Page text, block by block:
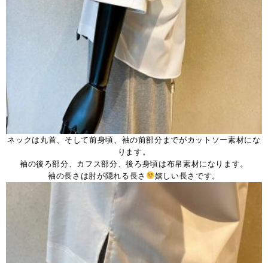
ネックは丸首、そして前身頃、袖の前部分までがカットソー素材にな
ります。
袖の後ろ部分、カフス部分、後ろ身頃は布帛素材になります。
袖の長さは肘が隠れる長さ
嬉しい長さです。